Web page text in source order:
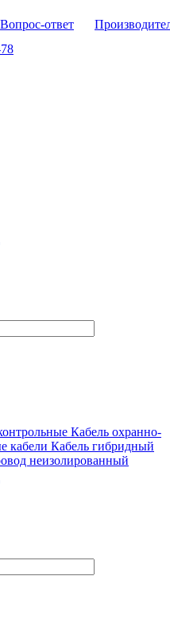
Вопрос-ответ
Кабель охранно-
кабели Кабель гибридный
неизолированный